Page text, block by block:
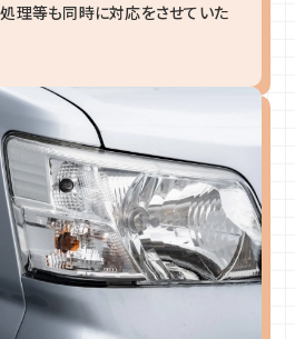
理等も同時に対応をさせていた